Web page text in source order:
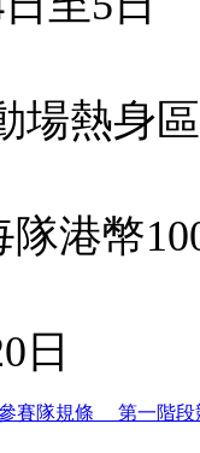
場熱身區
港幣
日
賽隊規條 第一階段